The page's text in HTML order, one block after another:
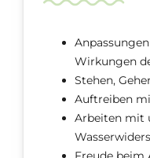
Wirkungen
Stehen,
Auftreiben
Arbeiten mit